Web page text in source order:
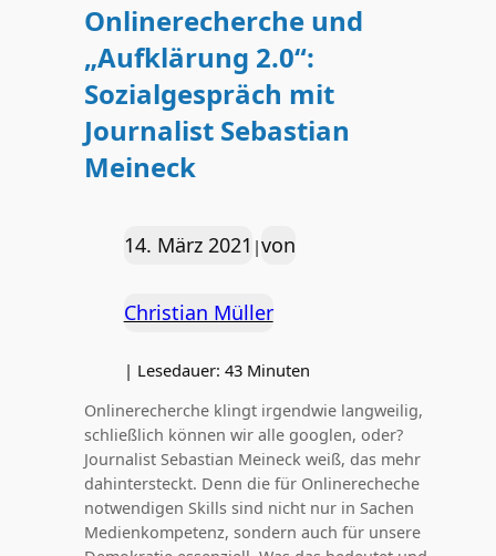
Onlinerecherche und
„Aufklärung 2.0“:
Sozialgespräch mit
Journalist Sebastian
Meineck
14. März 2021 |von
Christian Müller
| Lesedauer: 43 Minuten
Onlinerecherche klingt irgendwie langweilig,
schließlich können wir alle googlen, oder?
Journalist Sebastian Meineck weiß, das mehr
dahintersteckt. Denn die für Onlinerecheche
notwendigen Skills sind nicht nur in Sachen
Medienkompetenz, sondern auch für unsere